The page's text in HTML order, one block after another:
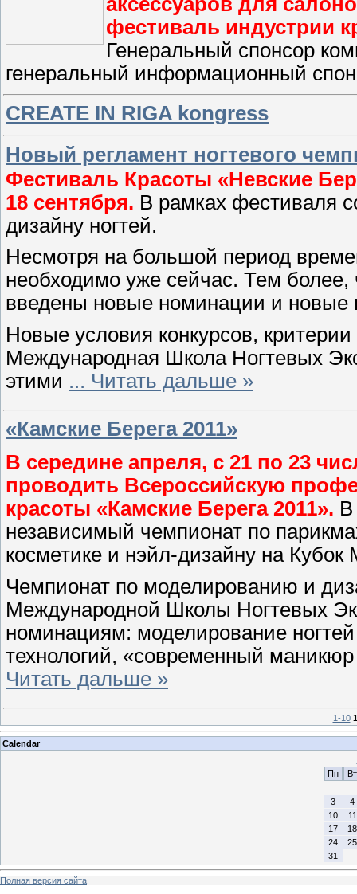
фестиваль индустрии
Генеральный спонсор
генеральный информационный
CREATE IN RIGA kongress
Новый регламент ногтевого
Фестиваль Красоты «Невские
18 сентября. В рамках фестиваля
дизайну ногтей.
Несмотря на большой период
необходимо уже сейчас. Тем более,
введены новые номинации и новые
Новые условия конкурсов,
Международная Школа Ногтевых
этими ... Читать дальше »
«Камские Берега 2011»
В середине апреля, с 21 по 23
проводить Всероссийскую
красоты «Камские Берега 2011». В
независимый чемпионат по
косметике и нэйл-дизайну на
Чемпионат по моделированию и
Международной Школы Ногтевых
номинациям: моделирование
технологий, «современный
Читать дальше »
1-10
Calendar
Пн
Вт
3
4
10
11
17
18
24
25
31
Полная версия сайта